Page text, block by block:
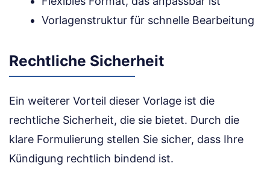
Vorlagenstruktur für schnelle Bearbeitung
Rechtliche Sicherheit
Ein weiterer Vorteil dieser Vorlage ist die
rechtliche Sicherheit, die sie bietet. Durch die
klare Formulierung stellen Sie sicher, dass Ihre
Kündigung rechtlich bindend ist.